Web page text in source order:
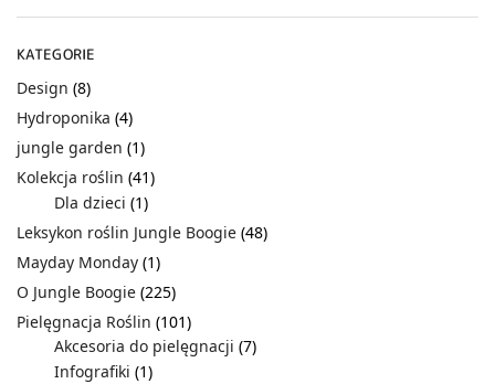
KATEGORIE
Design (8)
Hydroponika (4)
jungle garden (1)
Kolekcja roślin (41)
Dla dzieci (1)
Leksykon roślin Jungle Boogie (48)
Mayday Monday (1)
O Jungle Boogie (225)
Pielęgnacja Roślin (101)
Akcesoria do pielęgnacji (7)
Infografiki (1)